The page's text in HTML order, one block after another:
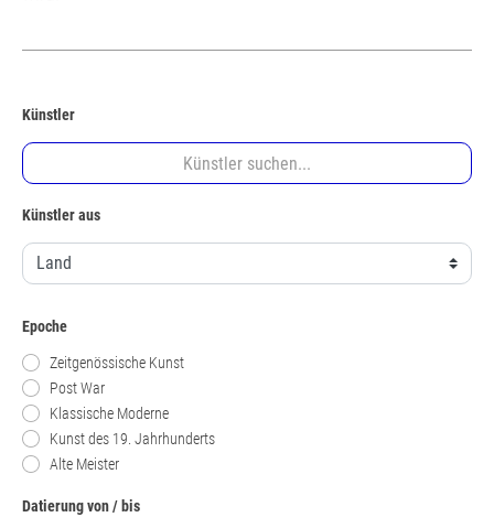
Künstler
Künstler aus
Epoche
Zeitgenössische Kunst
Post War
Klassische Moderne
Kunst des 19. Jahrhunderts
Alte Meister
Datierung von / bis